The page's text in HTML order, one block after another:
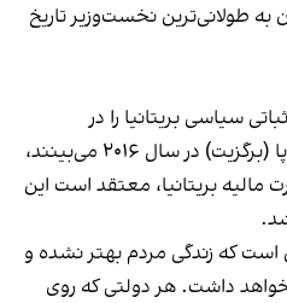
به طولانی‌ترین نخست‌وزیر تاریخ
سیاسی بریتانیا را در
همه‌پرسی خروج از اتحادیه اروپا (برگزیت) در سال ۲۰۱۶ می‌بینند،
مالیه بریتانیا، معتقد است این
که زندگی مردم بهتر نشده و
داشت. هر دولتی که روی